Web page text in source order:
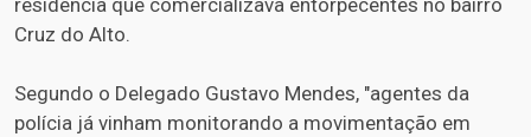
residência que comercializava entorpecentes no bairro
Cruz do Alto.
Segundo o Delegado Gustavo Mendes, "agentes da
polícia já vinham monitorando a movimentação em